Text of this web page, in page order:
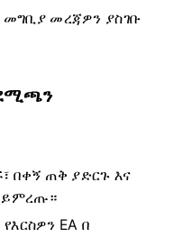
መረጃዎን ያስገቡ
በቀኝ ጠቅ ያድርጉ እና
ይምረጡ።
EA በ